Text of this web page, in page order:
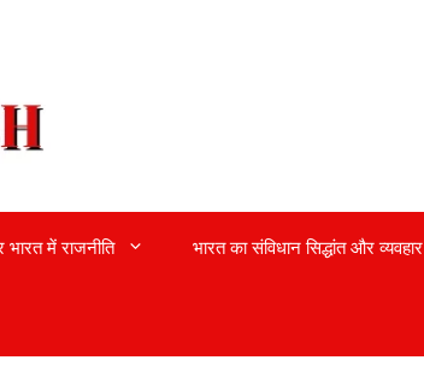
भारत में राजनीति भारत का संविधान सिद्धांत और व्यवहार